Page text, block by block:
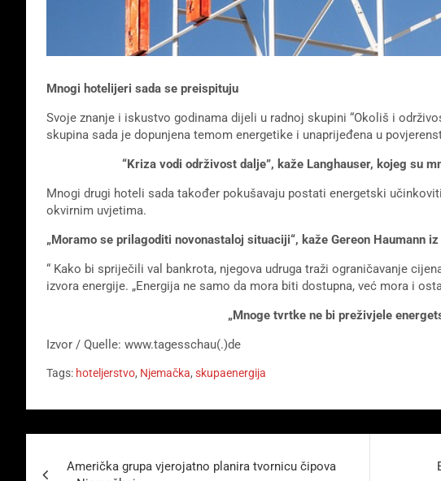
Mnogi hotelijeri sada se preispituju
Svoje znanje i iskustvo godinama dijeli u radnoj skupini “Okoliš i
skupina sada je dopunjena temom energetike i unaprijeđena u
“Kriza vodi održivost dalje”, kaže Langhauser, kojeg su
Mnogi drugi hoteli sada također pokušavaju postati energetski
okvirnim uvjetima.
„Moramo se prilagoditi novonastaloj situaciji“, kaže Gereon Haumann iz
“ Kako bi spriječili val bankrota, njegova udruga traži ograničavanje
izvora energije. „Energija ne samo da mora biti dostupna, već mora i
„Mnoge tvrtke ne bi preživjele
Izvor / Quelle: www.tagesschau(.)de
Tags: hoteljerstvo, Njemačka, skupaenergija
Američka grupa vjerojatno planira tvornicu čipova